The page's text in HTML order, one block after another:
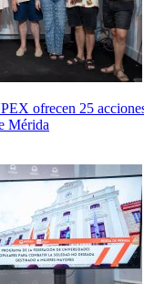
ofrecen 25
Mérida